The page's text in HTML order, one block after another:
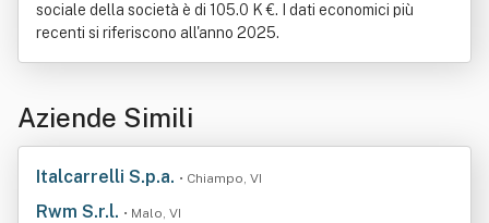
sociale della società è di 105.0 K €. I dati economici più
recenti si riferiscono all'anno 2025.
Aziende Simili
Italcarrelli S.p.a. • Chiampo, VI
Rwm S.r.l. • Malo, VI